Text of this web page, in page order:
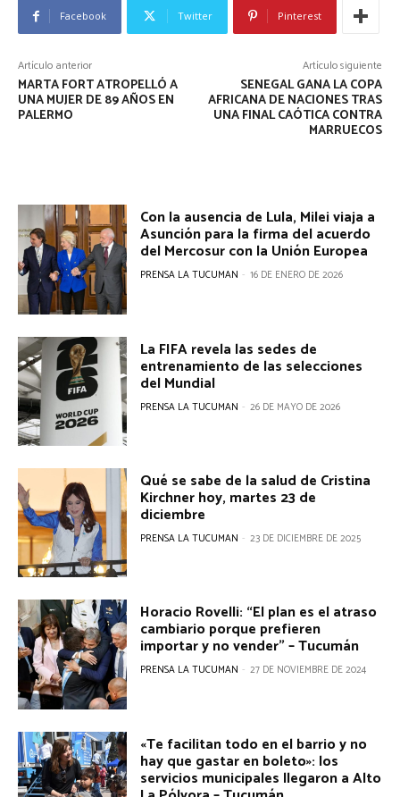
Facebook Twitter Pinterest
Artículo anterior
MARTA FORT ATROPELLÓ A
UNA MUJER DE 89 AÑOS EN
PALERMO
Artículo siguiente
SENEGAL GANA LA COPA
AFRICANA DE NACIONES TRAS
UNA FINAL CAÓTICA CONTRA
MARRUECOS
Con la ausencia de Lula, Milei viaja a
Asunción para la firma del acuerdo
del Mercosur con la Unión Europea
PRENSA LA TUCUMAN - 16 DE ENERO DE 2026
La FIFA revela las sedes de
entrenamiento de las selecciones
del Mundial
PRENSA LA TUCUMAN - 26 DE MAYO DE 2026
Qué se sabe de la salud de Cristina
Kirchner hoy, martes 23 de
diciembre
PRENSA LA TUCUMAN - 23 DE DICIEMBRE DE 2025
Horacio Rovelli: “El plan es el atraso
cambiario porque prefieren
importar y no vender” – Tucumán
PRENSA LA TUCUMAN - 27 DE NOVIEMBRE DE 2024
«Te facilitan todo en el barrio y no
hay que gastar en boleto»: los
servicios municipales llegaron a Alto